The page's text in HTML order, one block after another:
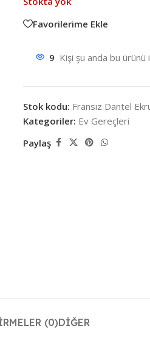
Favorilerime Ekle
9 Kişi şu anda bu ürünü
Stok kodu: Fransız Dantel
Kategoriler: Ev Gereçleri
Paylaş
(0)DIĞER